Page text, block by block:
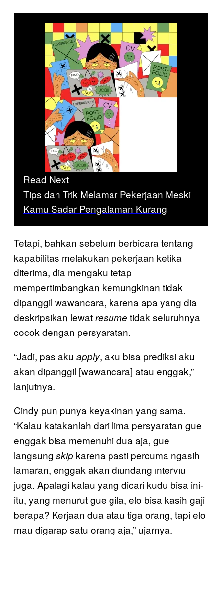
Read Next
Tips dan Trik Melamar Pekerjaan Meski
Kamu Sadar Pengalaman Kurang
Tetapi, bahkan sebelum berbicara tentang
kapabilitas melakukan pekerjaan ketika
diterima, dia mengaku tetap
mempertimbangkan kemungkinan tidak
dipanggil wawancara, karena apa yang dia
deskripsikan lewatresume tidak seluruhnya
cocok dengan persyaratan.
“Jadi, pas aku apply, aku bisa prediksi aku
akan dipanggil [wawancara] atau enggak,”
lanjutnya.
Cindy pun punya keyakinan yang sama.
“Kalau katakanlah dari lima persyaratan gue
enggak bisa memenuhi dua aja, gue
langsung skip karena pasti percuma ngasih
lamaran, enggak akan diundang interviu
juga. Apalagi kalau yang dicari kudu bisa ini-
itu, yang menurut gue gila, elo bisa kasih gaji
berapa? Kerjaan dua atau tiga orang, tapi elo
mau digarap satu orang aja,” ujarnya.